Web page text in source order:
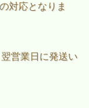
対応となりま
営業日に発送い